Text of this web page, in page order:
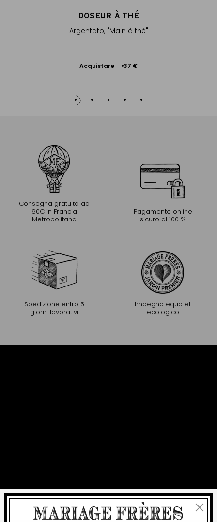
DOSEUR À THÉ
Argentato, "Main à thé"
Acquistare 37 €
Aggiungere
Consegna gratuita da
60€ in Francia
Metropolitana
Pagamento online
sicuro al 100 %
Spedizione entro 5
giorni lavorativi
Impegno equo et
ecologico
Chiudi